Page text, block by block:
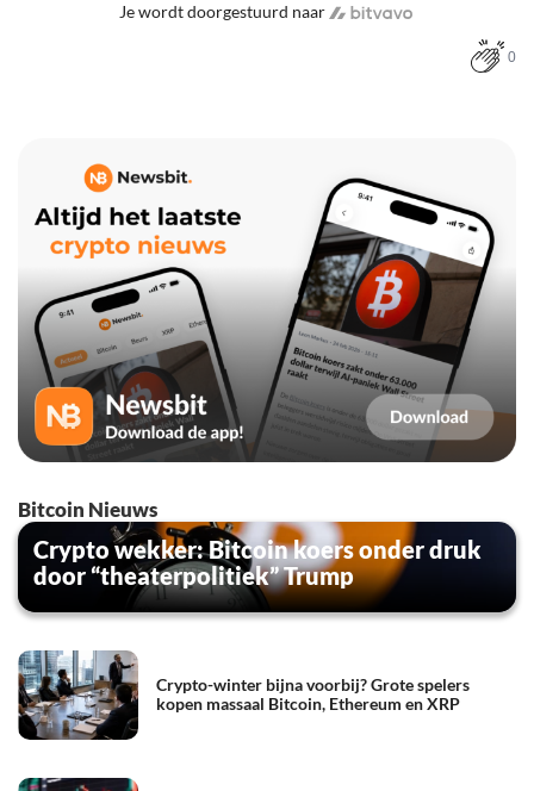
Je wordt doorgestuurd naar
0
Bitcoin Nieuws
Crypto wekker: Bitcoin koers onder druk
door “theaterpolitiek” Trump
Crypto-winter bijna voorbij? Grote spelers
kopen massaal Bitcoin, Ethereum en XRP